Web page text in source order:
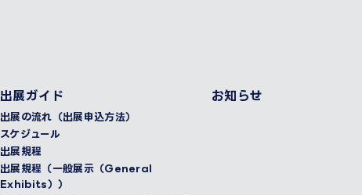
出展ガイド
出展の流れ（出展申込方法）
スケジュール
出展規程
出展規程（一般展示（General
Exhibits））
お知らせ